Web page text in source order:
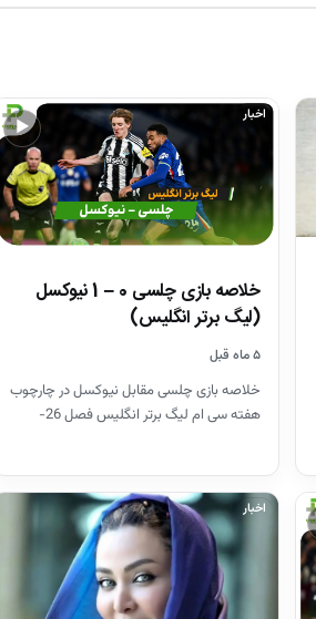
▶
اخبار
خلاصه بازی چلسی 0 – 1 نیوکسل
(لیگ برتر انگلیس)
۵ ماه قبل
خلاصه بازی چلسی مقابل نیوکسل در چارچوب
هفته سی ام لیگ برتر انگلیس فصل 26-
اخبار